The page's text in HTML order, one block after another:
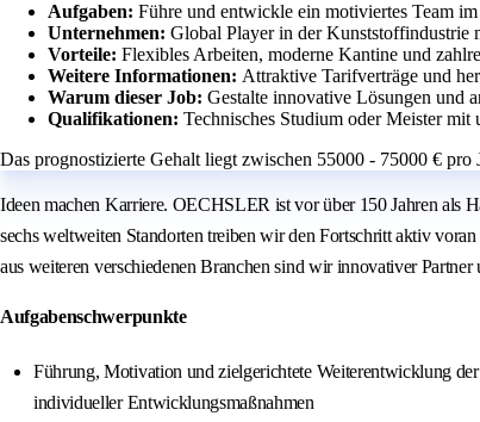
Aufgaben: Führe und entwickle ein motiviertes Team
Unternehmen: Global Player in der Kunststoffindustrie
Vorteile: Flexibles Arbeiten, moderne Kantine und
Weitere Informationen: Attraktive Tarifverträge und
Warum dieser Job: Gestalte innovative Lösungen und
Qualifikationen: Technisches Studium oder Meister
Das prognostizierte Gehalt liegt zwischen 55000 - 75000 € pro
Ideen machen Karriere. OECHSLER ist vor über 150 Jahren als
sechs weltweiten Standorten treiben wir den Fortschritt aktiv
aus weiteren verschiedenen Branchen sind wir innovativer
Aufgabenschwerpunkte
Führung, Motivation und zielgerichtete Weiterentwicklung
individueller Entwicklungsmaßnahmen